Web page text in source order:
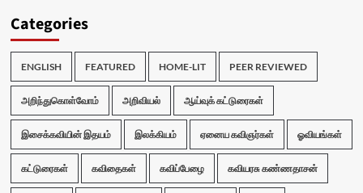
Categories
ENGLISH FEATURED HOME-LIT PEER REVIEWED
அறிந்துகொள்வோம் அறிவியல் ஆய்வுக் கட்டுரைகள்
இசைக்கவியின் இதயம் இலக்கியம் ஏனைய கவிஞர்கள் ஓவியங்கள்
கட்டுரைகள் கவிதைகள் கவிப்பேழை கவியரசு கண்ணதாசன்